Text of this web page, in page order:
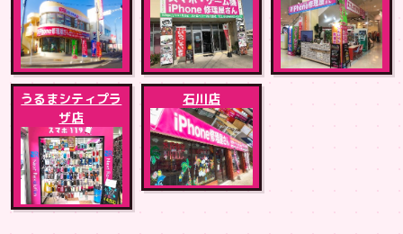
うるまシティプラ
ザ店
石川店